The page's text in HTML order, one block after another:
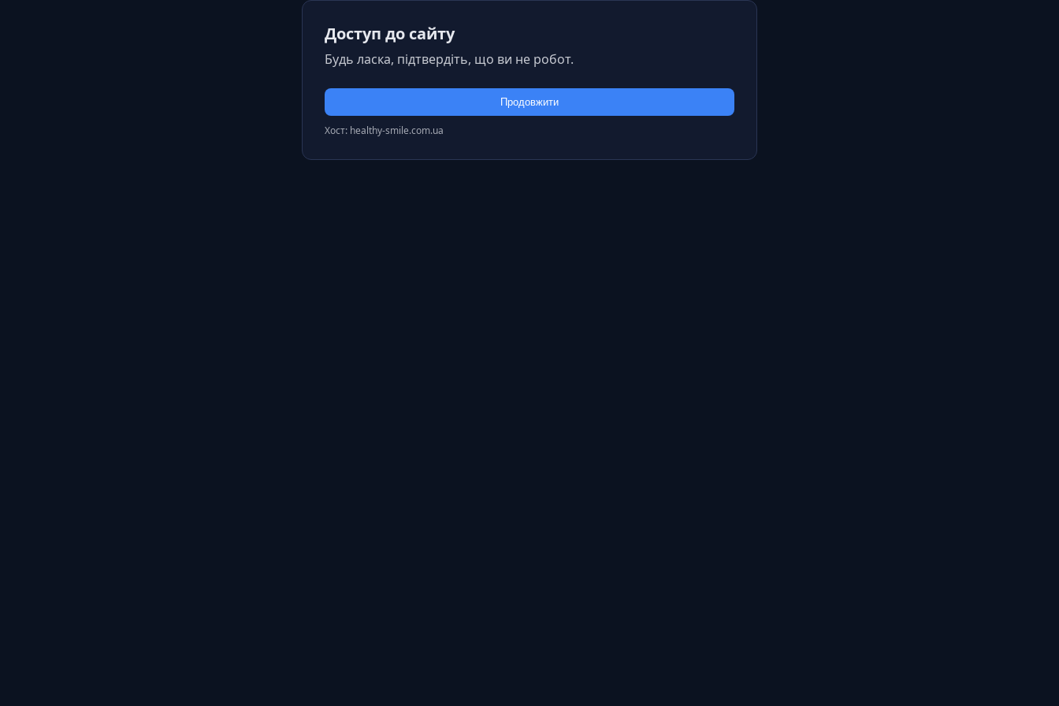
Доступ до сайту
Будь ласка, підтвердіть, що ви не робот.
Продовжити
Хост: healthy-smile.com.ua